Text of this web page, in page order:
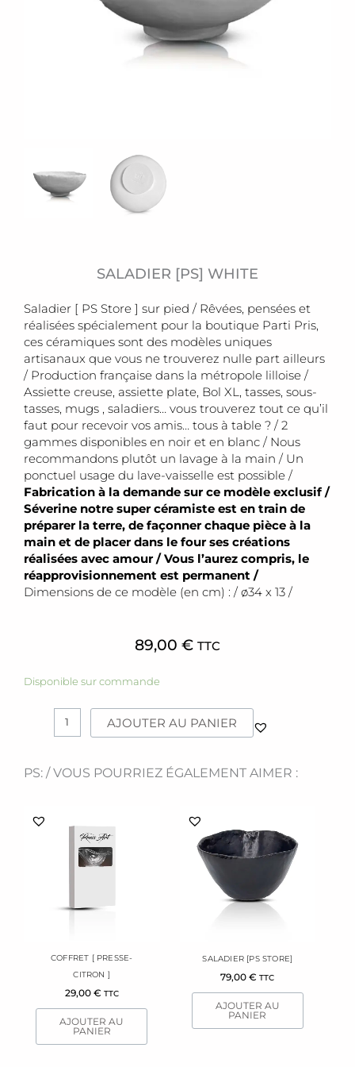
SALADIER [PS] WHITE
Saladier [ PS Store ] sur pied / Rêvées, pensées et
réalisées spécialement pour la boutique Parti Pris,
ces céramiques sont des modèles uniques
artisanaux que vous ne trouverez nulle part ailleurs
/ Production française dans la métropole lilloise /
Assiette creuse, assiette plate, Bol XL, tasses, sous-
tasses, mugs , saladiers… vous trouverez tout ce qu’il
faut pour recevoir vos amis… tous à table ? / 2
gammes disponibles en noir et en blanc / Nous
recommandons plutôt un lavage à la main / Un
ponctuel usage du lave-vaisselle est possible /
Fabrication à la demande sur ce modèle exclusif /
Séverine notre super céramiste est en train de
préparer la terre, de façonner chaque pièce à la
main et de placer dans le four ses créations
réalisées avec amour / Vous l’aurez compris, le
réapprovisionnement est permanent /
Dimensions de ce modèle (en cm) : / ø34 x 13 /
89,00 € TTC
Disponible sur commande
quantité
AJOUTER AU PANIER
PS: / VOUS POURRIEZ ÉGALEMENT AIMER :
COFFRET [ PRESSE-
CITRON ]
29,00 € TTC
AJOUTER AU
PANIER
SALADIER [PS STORE]
79,00€ TTC
AJOUTER AU
PANIER